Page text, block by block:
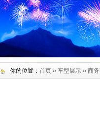
你的位置： 首页 » 车型展示 » 商